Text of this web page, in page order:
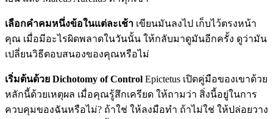
เลือกคำคมหนึ่งข้อในแต่ละเช้า เขียนมันลงไป เก็บไว้ตรงหน้า
คุณ เมื่อมีอะไรผิดพลาดในวันนั้น ให้กลับมาดูมันอีกครั้ง ดูว่ามัน
เปลี่ยนวิธีตอบสนองของคุณหรือไม่
เริ่มต้นด้วย Dichotomy of Control Epictetus เปิดคู่มือของเขาด้วย
หลักนี้ด้วยเหตุผล เมื่อคุณรู้สึกเครียด ให้ถามว่า สิ่งนี้อยู่ในการ
ควบคุมของฉันหรือไม่? ถ้าใช่ ให้ลงมือทำ ถ้าไม่ใช่ ให้ปล่อยวาง